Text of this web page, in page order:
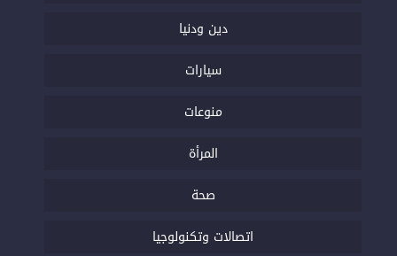
دين ودنيا
سيارات
منوعات
المرأة
صحة
اتصالات وتكنولوجيا